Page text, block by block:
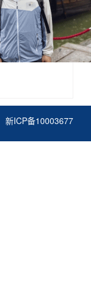
新ICP备10003677